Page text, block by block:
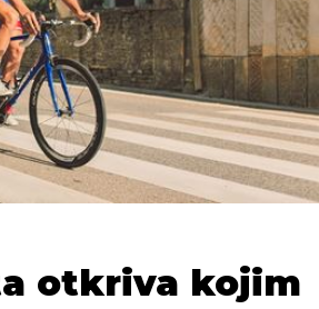
otkriva kojim